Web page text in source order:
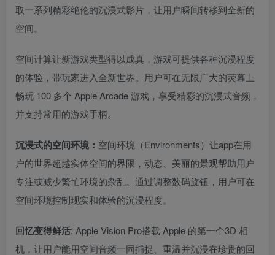
取一系列精彩绝伦的沉浸式影片，让用户瞬间转移到全新的
空间。
空间计算让新游戏类型得以成真，游戏可提供各种沉浸程度
的体验，带玩家进入全新世界。用户可在无限广大的荧幕上
畅玩 100 多个 Apple Arcade 游戏，享受精彩的沉浸式音频，
并支持常用的游戏手柄。
沉浸式的空间环境： 空间环境（Environments）让app在用
户的世界超越实体空间的界限，动态、美丽的景观帮助用户
专注或减少繁忙环境的杂乱。通过调整数码旋钮，用户可在
空间环境控制现实和体验的沉浸程度。
回忆变得鲜活: Apple Vision Pro搭载 Apple 的第一个3D 相
机，让用户能用空间音频一同捕捉、重温并沉浸在珍贵的回